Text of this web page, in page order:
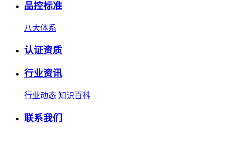
品控标准
八大体系
认证资质
行业资讯
行业动态 知识百科
联系我们